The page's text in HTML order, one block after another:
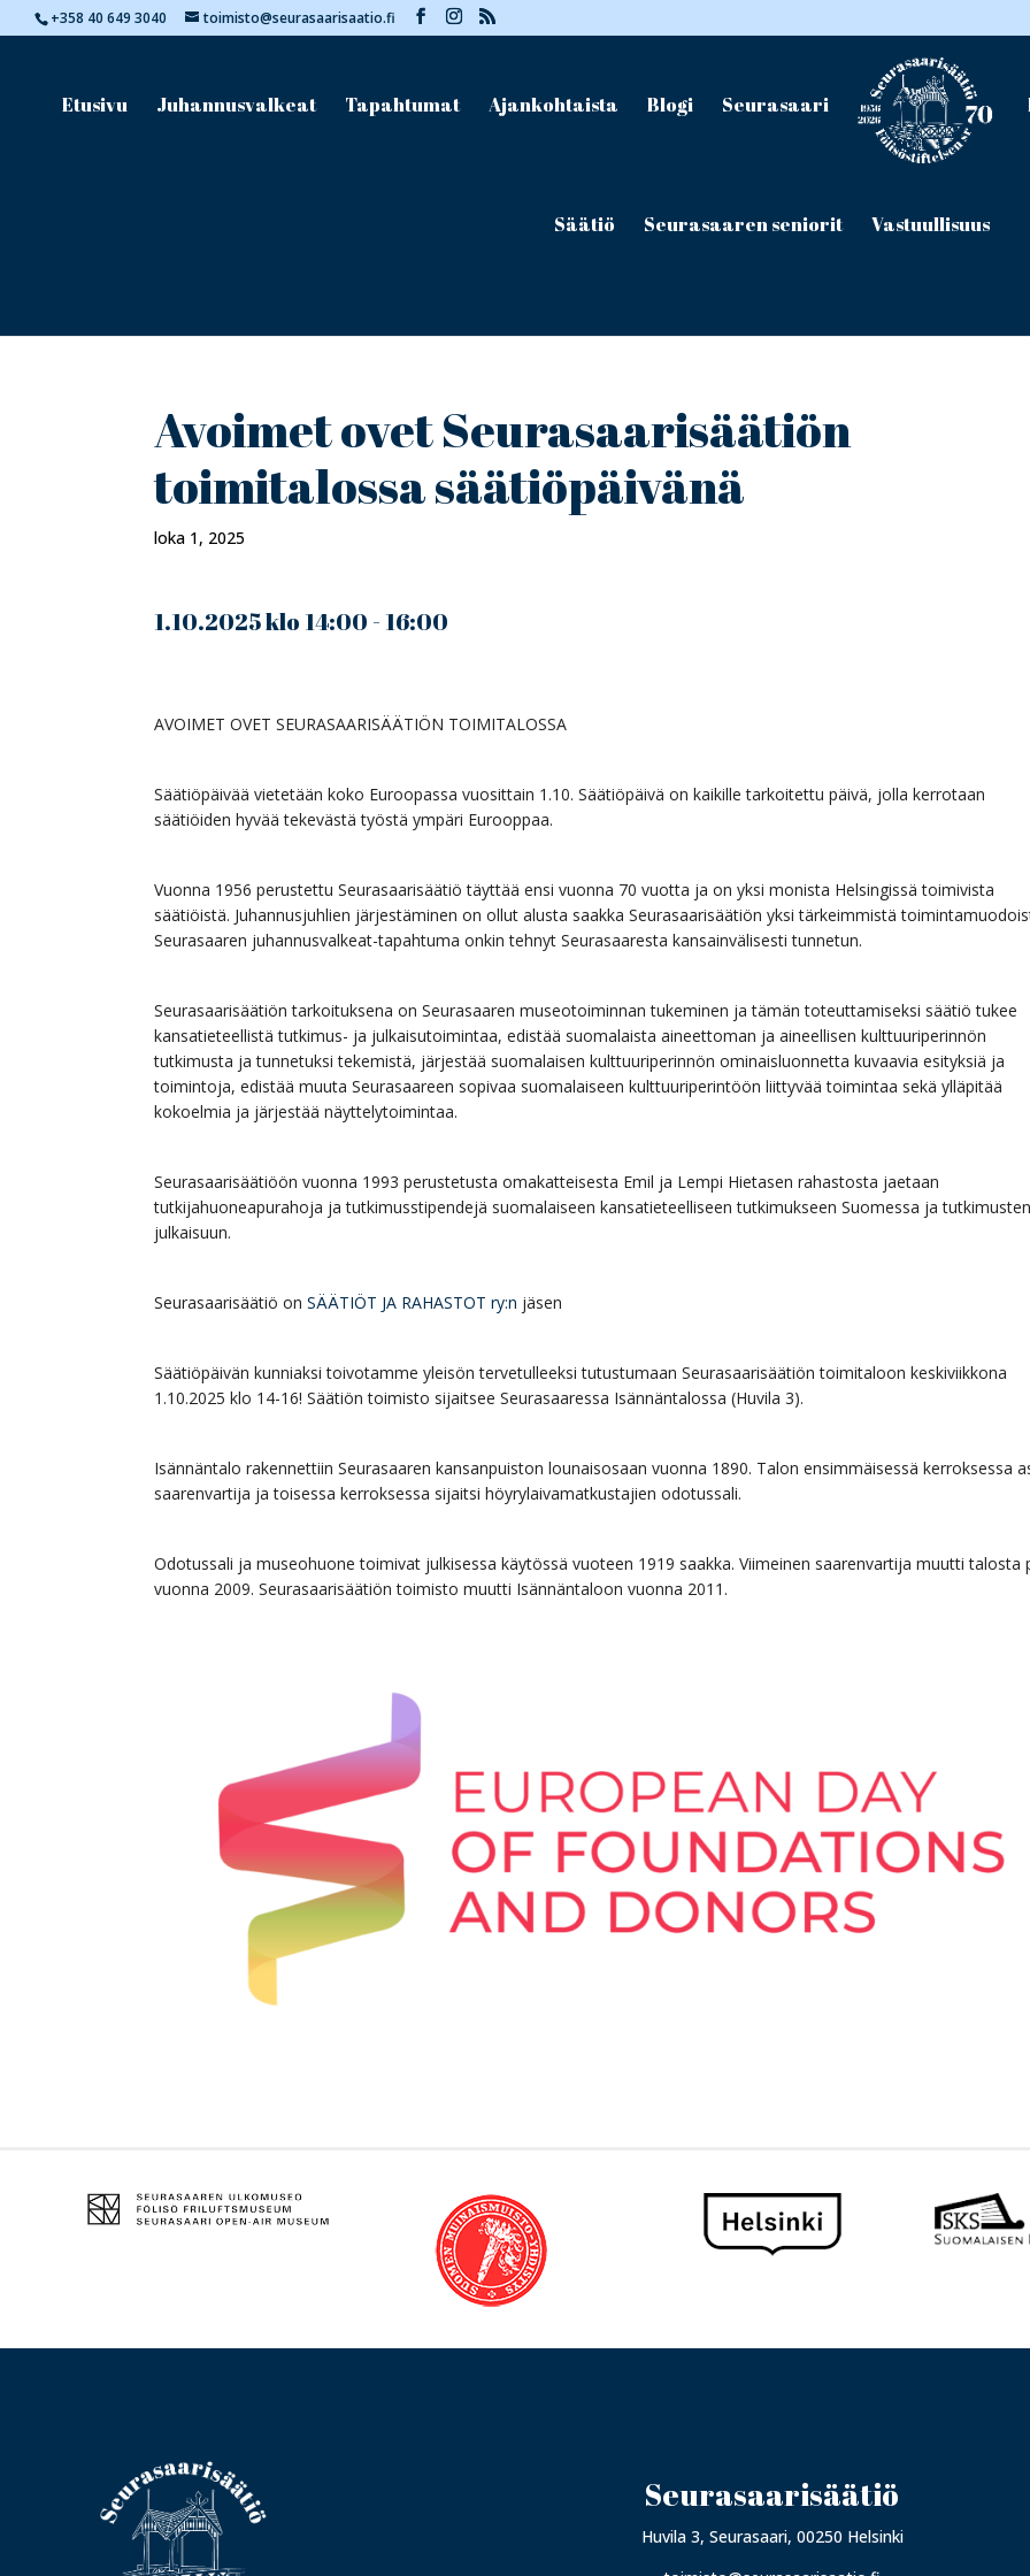
+358 40 649 3040 toimisto@seurasaarisaatio.fi
Etusivu Juhannusvalkeat Tapahtumat Ajankohtaista Blogi Seurasaari
Säätiö Seurasaaren seniorit Vastuullisuus
Avoimet ovet Seurasaarisäätiön
toimitalossa säätiöpäivänä
loka 1, 2025
1.10.2025 klo 14:00 - 16:00
AVOIMET OVET SEURASAARISÄÄTIÖN TOIMITALOSSA
Säätiöpäivää vietetään koko Euroopassa vuosittain 1.10. Säätiöpäivä on kaikille tarkoitettu päivä, jolla kerrotaan
säätiöiden hyvää tekevästä työstä ympäri Eurooppaa.
Vuonna 1956 perustettu Seurasaarisäätiö täyttää ensi vuonna 70 vuotta ja on yksi monista Helsingissä toimivista
säätiöistä. Juhannusjuhlien järjestäminen on ollut alusta saakka Seurasaarisäätiön yksi tärkeimmistä
Seurasaaren juhannusvalkeat-tapahtuma onkin tehnyt Seurasaaresta kansainvälisesti tunnetun.
Seurasaarisäätiön tarkoituksena on Seurasaaren museotoiminnan tukeminen ja tämän toteuttamiseksi säätiö tukee
kansatieteellistä tutkimus- ja julkaisutoimintaa, edistää suomalaista aineettoman ja aineellisen kulttuuriperinnön
tutkimusta ja tunnetuksi tekemistä, järjestää suomalaisen kulttuuriperinnön ominaisluonnetta kuvaavia esityksiä ja
toimintoja, edistää muuta Seurasaareen sopivaa suomalaiseen kulttuuriperintöön liittyvää toimintaa sekä ylläpitää
kokoelmia ja järjestää näyttelytoimintaa.
Seurasaarisäätiöön vuonna 1993 perustetusta omakatteisesta Emil ja Lempi Hietasen rahastosta jaetaan
tutkijahuoneapurahoja ja tutkimusstipendejä suomalaiseen kansatieteelliseen tutkimukseen Suomessa ja
julkaisuun.
Seurasaarisäätiö onSÄÄTIÖT JA RAHASTOT ry:n jäsen
Säätiöpäivän kunniaksi toivotamme yleisön tervetulleeksi tutustumaan Seurasaarisäätiön toimitaloon keskiviikkona
1.10.2025 klo 14-16! Säätiön toimisto sijaitsee Seurasaaressa Isännäntalossa (Huvila 3).
Isännäntalo rakennettiin Seurasaaren kansanpuiston lounaisosaan vuonna 1890. Talon ensimmäisessä kerroksessa
saarenvartija ja toisessa kerroksessa sijaitsi höyrylaivamatkustajien odotussali.
Odotussali ja museohuone toimivat julkisessa käytössä vuoteen 1919 saakka. Viimeinen saarenvartija muutti talosta
vuonna 2009. Seurasaarisäätiön toimisto muutti Isännäntaloon vuonna 2011.
Seurasaarisäätiö
Huvila 3, Seurasaari, 00250 Helsinki